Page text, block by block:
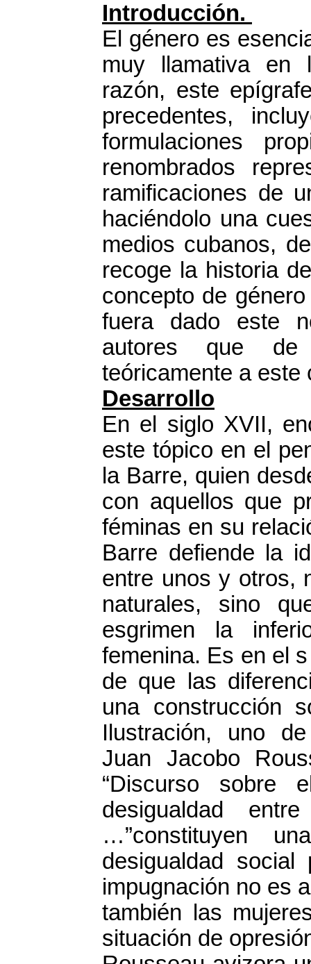
Introducción.
El género es
muy llamativa en
razón, este
precedentes,
formulaciones
renombrados
ramificaciones de
haciéndolo una
medios cubanos,
recoge la historia
concepto de
fuera dado este
autores que de
teóricamente a este
Desarrollo
En el siglo XVII,
este tópico en el
la Barre, quien
con aquellos que
féminas en su
Barre defiende la
entre unos y otros,
naturales, sino
esgrimen la
femenina. Es en el
de que las
una construcción
Ilustración, uno
Juan Jacobo
“Discurso sobre
desigualdad
…”constituyen
desigualdad
impugnación no es
también las
situación de